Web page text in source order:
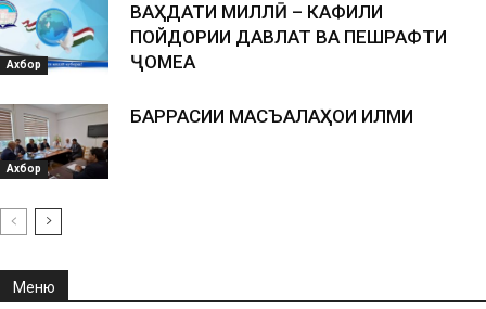
Ахбор
ВАҲДАТИ МИЛЛӢ – КАФИЛИ
ПОЙДОРИИ ДАВЛАТ ВА ПЕШРАФТИ
ҶОМЕА
Ахбор
БАРРАСИИ МАСЪАЛАҲОИ ИЛМИ
Меню